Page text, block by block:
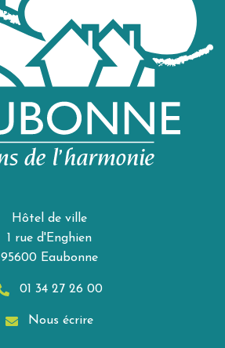
Hôtel de ville
1 rue d'Enghien
95600 Eaubonne
01 34 27 26 00
Nous écrire